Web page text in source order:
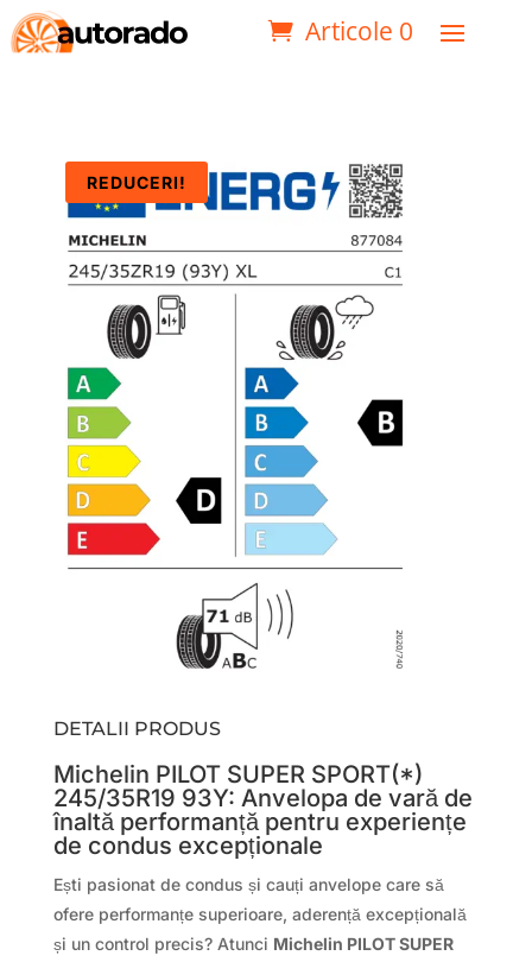
Articole 0
REDUCERI!
DETALII PRODUS
Michelin PILOT SUPER SPORT(*)
245/35R19 93Y: Anvelopa de vară de
înaltă performanță pentru experiențe
de condus excepționale
Ești pasionat de condus și cauți anvelope care să
ofere performanțe superioare, aderență excepțională
și un control precis? Atunci Michelin PILOT SUPER